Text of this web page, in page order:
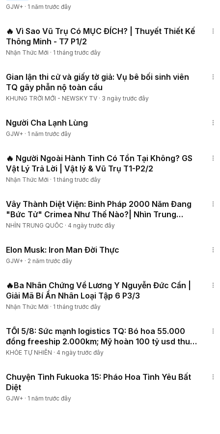
GJW+ · 1 năm trước đây
🔥 Vì Sao Vũ Trụ Có MỤC ĐÍCH? | Thuyết Thiết Kế
Thông Minh - T7 P1/2
Nhận Thức Mới · 1 tháng trước đây
Gian lận thi cử và giấy tờ giả: Vụ bê bối sinh viên
TQ gây phẫn nộ toàn cầu
KHUNG TRỜI MỚI - NEWSKY TV · 3 ngày trước đây
Người Cha Lạnh Lùng
GJW+ · 1 năm trước đây
🔥 Người Ngoài Hành Tinh Có Tồn Tại Không? GS
Vật Lý Trả Lời | Vật lý & Vũ Trụ T1-P2/2
Nhận Thức Mới · 1 tháng trước đây
Vây Thành Diệt Viện: Binh Pháp 2000 Năm Đang
"Bức Tử" Crimea Như Thế Nào?| Nhìn Trung
Quốc
NHÌN TRUNG QUỐC · 4 ngày trước đây
Elon Musk: Iron Man Đời Thực
GJW+ · 2 năm trước đây
🔥Ba Nhân Chứng Về Lương Y Nguyễn Đức Cần |
Giải Mã Bí Ẩn Nhân Loại Tập 6 P3/3
Nhận Thức Mới · 1 tháng trước đây
TỐI 5/8: Sức mạnh logistics TQ: Bó hoa 55.000
đồng freeship 2.000km; Mỹ hoàn 100 tỷ usd thuế
quan
KHỎE TỰ NHIÊN · 4 ngày trước đây
Chuyện Tình Fukuoka 15: Pháo Hoa Tình Yêu Bất
Diệt
GJW+ · 1 năm trước đây